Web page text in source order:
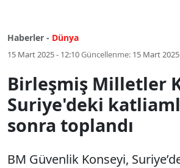
Haberler - Dünya
15 Mart 2025 - 12:10Güncellenme: 15 Mart
Birleşmiş Milletler
Suriye'deki
sonra toplandı
BM Güvenlik Konseyi,